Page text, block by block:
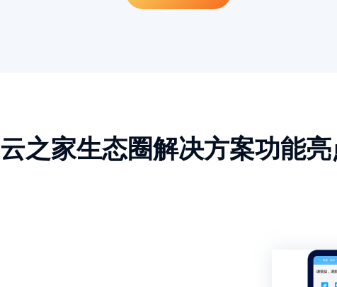
云之家生态圈解决方案功能